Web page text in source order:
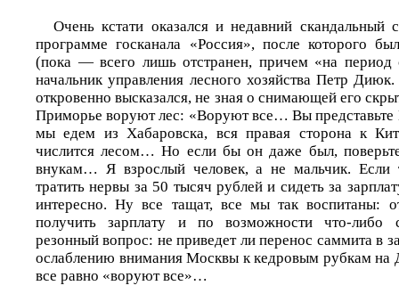
Очень кстати оказался и недавний
программе госканала «Россия», после которого
(пока — всего лишь отстранен, причем «на период
начальник управления лесного хозяйства Петр
откровенно высказался, не зная о снимающей его
Приморье воруют лес: «Воруют все… Вы представьте
мы едем из Хабаровска, вся правая сторона к
числится лесом… Но если бы он даже был,
внукам… Я взрослый человек, а не мальчик. Если
тратить нервы за 50 тысяч рублей и сидеть за
интересно. Ну все тащат, все мы так воспитаны:
получить зарплату и по возможности что-либо
резонный вопрос: не приведет ли перенос саммита в
ослаблению внимания Москвы к кедровым рубкам на
все равно «воруют все»…